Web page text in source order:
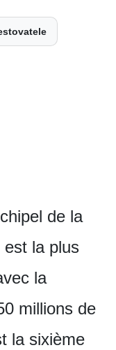
de la
est la plus
la
millions de
la sixième